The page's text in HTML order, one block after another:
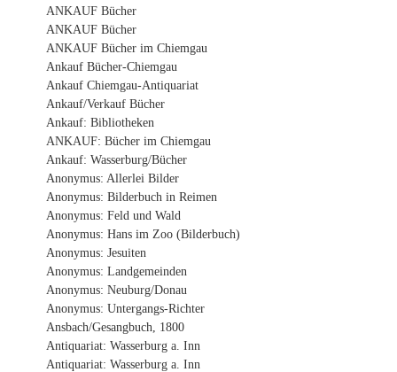
ANKAUF Bücher
ANKAUF Bücher
ANKAUF Bücher im Chiemgau
Ankauf Bücher-Chiemgau
Ankauf Chiemgau-Antiquariat
Ankauf/Verkauf Bücher
Ankauf: Bibliotheken
ANKAUF: Bücher im Chiemgau
Ankauf: Wasserburg/Bücher
Anonymus: Allerlei Bilder
Anonymus: Bilderbuch in Reimen
Anonymus: Feld und Wald
Anonymus: Hans im Zoo (Bilderbuch)
Anonymus: Jesuiten
Anonymus: Landgemeinden
Anonymus: Neuburg/Donau
Anonymus: Untergangs-Richter
Ansbach/Gesangbuch, 1800
Antiquariat: Wasserburg a. Inn
Antiquariat: Wasserburg a. Inn